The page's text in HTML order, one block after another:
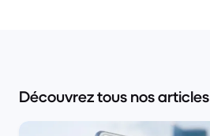
Découvrez tous nos articles